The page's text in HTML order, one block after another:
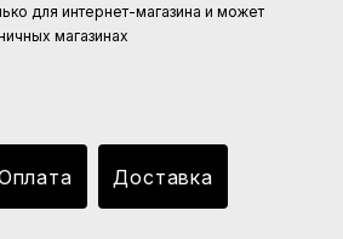
для интернет-магазина и может
магазинах
Доставка